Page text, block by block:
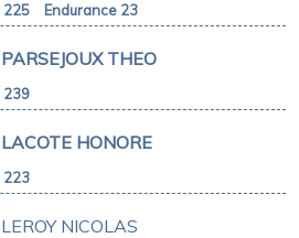
225 Endurance 23
239
PARSEJOUX THEO
223
LACOTE HONORE
LEROY NICOLAS